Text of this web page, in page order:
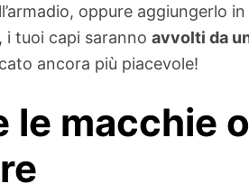
oppure aggiungerlo
, i tuoi capi saranno avvolti da
ancora più piacevole!
le macchie